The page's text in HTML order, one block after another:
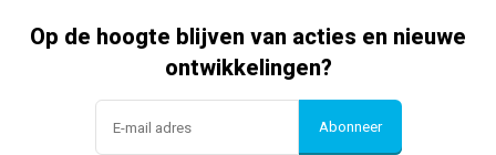
Op de hoogte blijven van acties en nieuwe
ontwikkelingen?
Abonneer